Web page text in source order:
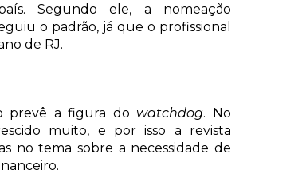
Segundo ele, a nomeação
o padrão, já que o profissional
de RJ.
prevê a figura do watchdog. No
muito, e por isso a revista
no tema sobre a necessidade de